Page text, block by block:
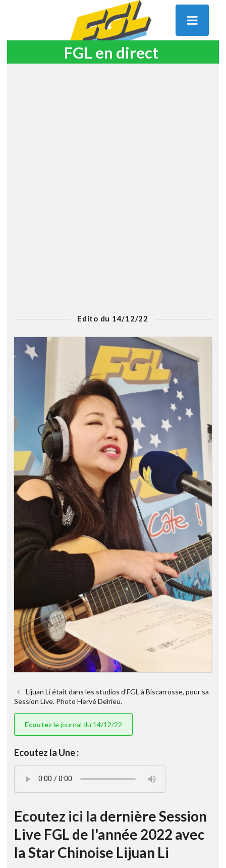
FGL en direct
Edito du 14/12/22
Lijuan Li était dans les studios d'FGL à Biscarrosse, pour sa
Session Live. Photo Hervé Delrieu.
Ecoutez le journal du 14/12/22
Ecoutez la Une :
Ecoutez ici la dernière Session
Live FGL de l'année 2022 avec
la Star Chinoise Lijuan Li